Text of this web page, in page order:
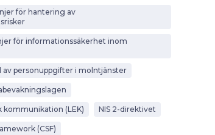
för hantering av
för informationssäkerhet inom
av personuppgifter i molntjänster
(LEK) NIS 2-direktivet
(CSF)